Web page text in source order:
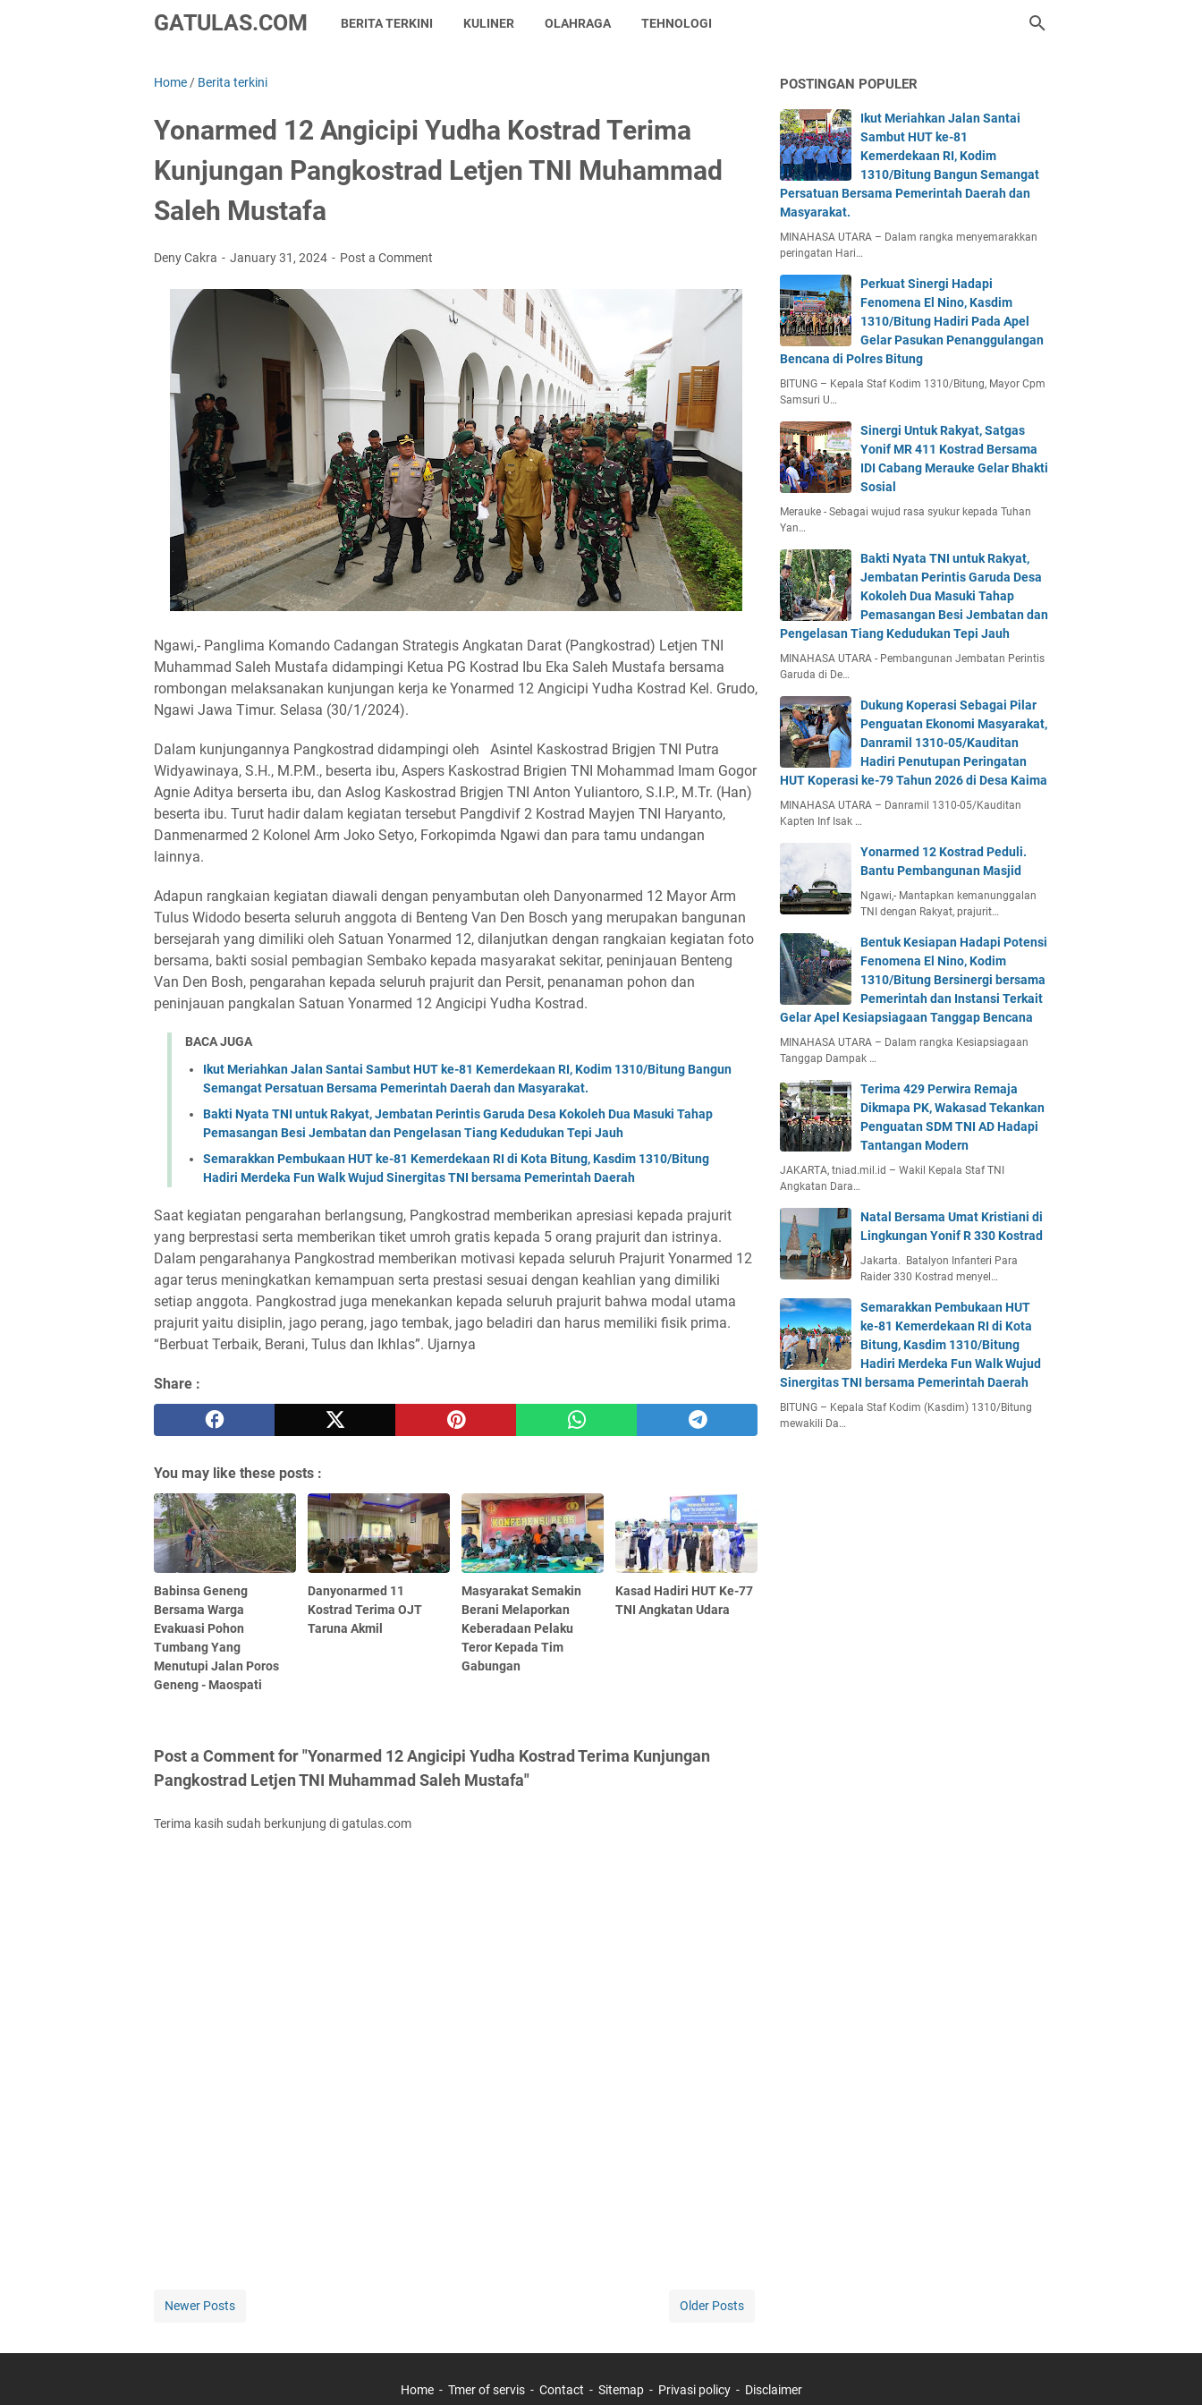
GATULAS.COM BERITA TERKINI KULINER OLAHRAGA TEHNOLOGI
Home / Berita terkini
Yonarmed 12 Angicipi Yudha Kostrad Terima
Kunjungan Pangkostrad Letjen TNI Muhammad
Saleh Mustafa
Deny Cakra January 31, 2024 Post a Comment
Ngawi,- Panglima Komando Cadangan Strategis Angkatan Darat (Pangkostrad) Letjen TNI
Muhammad Saleh Mustafa didampingi Ketua PG Kostrad Ibu Eka Saleh Mustafa bersama
rombongan melaksanakan kunjungan kerja ke Yonarmed 12 Angicipi Yudha Kostrad Kel. Grudo,
Ngawi Jawa Timur. Selasa (30/1/2024).
Dalam kunjungannya Pangkostrad didampingi oleh Asintel Kaskostrad Brigjen TNI Putra
Widyawinaya, S.H., M.P.M., beserta ibu, Aspers Kaskostrad Brigien TNI Mohammad Imam Gogor
Agnie Aditya berserta ibu, dan Aslog Kaskostrad Brigjen TNI Anton Yuliantoro, S.I.P., M.Tr. (Han)
beserta ibu. Turut hadir dalam kegiatan tersebut Pangdivif 2 Kostrad Mayjen TNI Haryanto,
Danmenarmed 2 Kolonel Arm Joko Setyo, Forkopimda Ngawi dan para tamu undangan
lainnya.
Adapun rangkaian kegiatan diawali dengan penyambutan oleh Danyonarmed 12 Mayor Arm
Tulus Widodo beserta seluruh anggota di Benteng Van Den Bosch yang merupakan bangunan
bersejarah yang dimiliki oleh Satuan Yonarmed 12, dilanjutkan dengan rangkaian kegiatan foto
bersama, bakti sosial pembagian Sembako kepada masyarakat sekitar, peninjauan Benteng
Van Den Bosh, pengarahan kepada seluruh prajurit dan Persit, penanaman pohon dan
peninjauan pangkalan Satuan Yonarmed 12 Angicipi Yudha Kostrad.
BACA JUGA
Ikut Meriahkan Jalan Santai Sambut HUT ke-81 Kemerdekaan RI, Kodim 1310/Bitung Bangun
Semangat Persatuan Bersama Pemerintah Daerah dan Masyarakat.
Bakti Nyata TNI untuk Rakyat, Jembatan Perintis Garuda Desa Kokoleh Dua Masuki Tahap
Pemasangan Besi Jembatan dan Pengelasan Tiang Kedudukan Tepi Jauh
Semarakkan Pembukaan HUT ke-81 Kemerdekaan RI di Kota Bitung, Kasdim 1310/Bitung
Hadiri Merdeka Fun Walk Wujud Sinergitas TNI bersama Pemerintah Daerah
Saat kegiatan pengarahan berlangsung, Pangkostrad memberikan apresiasi kepada prajurit
yang berprestasi serta memberikan tiket umroh gratis kepada 5 orang prajurit dan istrinya.
Dalam pengarahanya Pangkostrad memberikan motivasi kepada seluruh Prajurit Yonarmed 12
agar terus meningkatkan kemampuan serta prestasi sesuai dengan keahlian yang dimiliki
setiap anggota. Pangkostrad juga menekankan kepada seluruh prajurit bahwa modal utama
prajurit yaitu disiplin, jago perang, jago tembak, jago beladiri dan harus memiliki fisik prima.
“Berbuat Terbaik, Berani, Tulus dan Ikhlas”. Ujarnya
Share :
You may like these posts :
Babinsa Geneng
Bersama Warga
Evakuasi Pohon
Tumbang Yang
Menutupi Jalan Poros
Geneng - Maospati
Danyonarmed 11
Kostrad Terima OJT
Taruna Akmil
Masyarakat Semakin
Berani Melaporkan
Keberadaan Pelaku
Teror Kepada Tim
Gabungan
Kasad Hadiri HUT Ke-77
TNI Angkatan Udara
Post a Comment for "Yonarmed 12 Angicipi Yudha Kostrad Terima Kunjungan
Pangkostrad Letjen TNI Muhammad Saleh Mustafa"
Terima kasih sudah berkunjung di gatulas.com
Newer Posts Older Posts
POSTINGAN POPULER
Ikut Meriahkan Jalan Santai
Sambut HUT ke-81
Kemerdekaan RI, Kodim
1310/Bitung Bangun Semangat
Persatuan Bersama Pemerintah Daerah dan
Masyarakat.
MINAHASA UTARA – Dalam rangka menyemarakkan
peringatan Hari…
Perkuat Sinergi Hadapi
Fenomena El Nino, Kasdim
1310/Bitung Hadiri Pada Apel
Gelar Pasukan Penanggulangan
Bencana di Polres Bitung
BITUNG – Kepala Staf Kodim 1310/Bitung, Mayor Cpm
Samsuri U…
Sinergi Untuk Rakyat, Satgas
Yonif MR 411 Kostrad Bersama
IDI Cabang Merauke Gelar Bhakti
Sosial
Merauke - Sebagai wujud rasa syukur kepada Tuhan
Yan…
Bakti Nyata TNI untuk Rakyat,
Jembatan Perintis Garuda Desa
Kokoleh Dua Masuki Tahap
Pemasangan Besi Jembatan dan
Pengelasan Tiang Kedudukan Tepi Jauh
MINAHASA UTARA - Pembangunan Jembatan Perintis
Garuda di De…
Dukung Koperasi Sebagai Pilar
Penguatan Ekonomi Masyarakat,
Danramil 1310-05/Kauditan
Hadiri Penutupan Peringatan
HUT Koperasi ke-79 Tahun 2026 di Desa Kaima
MINAHASA UTARA – Danramil 1310-05/Kauditan
Kapten Inf Isak …
Yonarmed 12 Kostrad Peduli.
Bantu Pembangunan Masjid
Ngawi,- Mantapkan kemanunggalan
TNI dengan Rakyat, prajurit…
Bentuk Kesiapan Hadapi Potensi
Fenomena El Nino, Kodim
1310/Bitung Bersinergi bersama
Pemerintah dan Instansi Terkait
Gelar Apel Kesiapsiagaan Tanggap Bencana
MINAHASA UTARA – Dalam rangka Kesiapsiagaan
Tanggap Dampak …
Terima 429 Perwira Remaja
Dikmapa PK, Wakasad Tekankan
Penguatan SDM TNI AD Hadapi
Tantangan Modern
JAKARTA, tniad.mil.id – Wakil Kepala Staf TNI
Angkatan Dara…
Natal Bersama Umat Kristiani di
Lingkungan Yonif R 330 Kostrad
Jakarta. Batalyon Infanteri Para
Raider 330 Kostrad menyel…
Semarakkan Pembukaan HUT
ke-81 Kemerdekaan RI di Kota
Bitung, Kasdim 1310/Bitung
Hadiri Merdeka Fun Walk Wujud
Sinergitas TNI bersama Pemerintah Daerah
BITUNG – Kepala Staf Kodim (Kasdim) 1310/Bitung
mewakili Da…
Home Tmer of servis Contact Sitemap Privasi policy Disclaimer